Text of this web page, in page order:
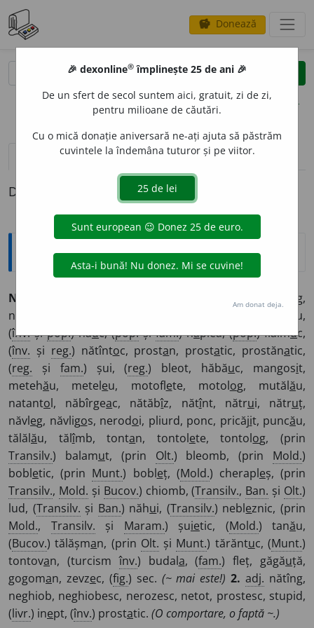
savings Donează
clear
opțiuni
definiții (1)
Definiția cu ID-ul 1011533:
Sinonime
NER
bleg, nătăfleț, nătărău, nătîng,
neghiob, netot, prost, prostănac, stupid, tont, tontălău,
(înv.șipop.) năuc, (pop.șifam.) haplea, (pop.) flaimuc,
(înv. și reg.) nătîntoc, prostan, prostatic, prostănatic,
(reg. și fam.) șui, (reg.) bleot, hăbăuc, mangosit,
metehău, meteleu, motoflete, motolog, mutălău,
natantol, năbîrgeac, nătăbîz, nătînt, nătrui, nătruț,
năvleg, năvligos, nerodoi, pliurd, ponc, pricăjit, puncău,
tălălău, tălîmb, tontan, tontolete, tontolog, (prin
Transilv.) balamut, (prin Olt.) bleomb, (prin Mold.)
bobletic, (prin Munt.) bobleț, (Mold.) cherapleș, (prin
Transilv., Mold. și Bucov.) chiomb, (Transilv., Ban. și Olt.)
lud, (Transilv. și Ban.) năhui, (Transilv.) nebleznic, (prin
Mold., Transilv. și Maram.) șuietic, (Mold.) tanău,
(Bucov.) tălășman, (prin Olt. și Munt.) tărăntuc, (Munt.)
tontovan, (turcismînv.) budala, (fam.) fleț, găgăuță,
gogoman, zevzec, (fig.) sec. (~ mai este!) 2. adj. nătîng,
neghiob, neghiobesc, nerozesc, netot, prostesc, stupid,
(livr.) inept, (înv.) prostatic. (O comportare, o faptă ~.)
🎉 dexonline® împlinește 25 de ani 🎉
De un sfert de secol suntem aici, gratuit, zi de zi,
pentru milioane de căutări.
Cu o mică donație aniversară ne-ați ajuta să păstrăm
cuvintele la îndemâna tuturor și pe viitor.
Am donat deja.